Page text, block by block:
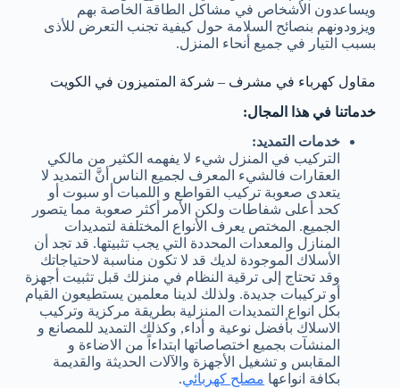
ويساعدون الأشخاص في مشاكل الطاقة الخاصة بهم
ويزودونهم بنصائح السلامة حول كيفية تجنب التعرض للأذى
بسبب التيار في جميع أنحاء المنزل.
مقاول كهرباء في مشرف – شركة المتميزون في الكويت
خدماتنا في هذا المجال:
خدمات التمديد:
التركيب في المنزل شيء لا يفهمه الكثير من مالكي
العقارات فالشيء المعرف لجميع الناس أنَّ التمديد لا
يتعدى صعوبة تركيب القواطع و اللمبات أو سبوت أو
كحد أعلى شفاطات ولكن الأمر أكثر صعوبة مما يتصور
الجميع. المختص يعرف الأنواع المختلفة لتمديدات
المنازل والمعدات المحددة التي يجب تثبيتها. قد تجد أن
الأسلاك الموجودة لديك قد لا تكون مناسبة لاحتياجاتك
وقد تحتاج إلى ترقية النظام في منزلك قبل تثبيت أجهزة
أو تركيبات جديدة. ولذلك لدينا معلمين يستطيعون القيام
بكل انواع التمديدات المنزلية بطريقة مركزية وتركيب
الاسلاك بأفضل نوعية و أداء, وكذلك التمديد للمصانع و
المنشآت بجميع اختصاصاتها ابتداءاً من الاضاءة و
المقابس و تشغيل الأجهزة والآلات الحديثة والقديمة
بكافة انواعها مصلح كهربائي.